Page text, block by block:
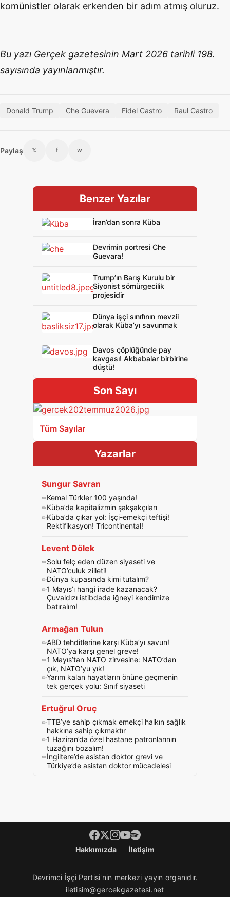
komünistler olarak erkenden bir adım atmış oluruz.
Bu yazı Gerçek gazetesinin Mart 2026 tarihli 198.
sayısında yayınlanmıştır.
Donald Trump Che Guevera Fidel Castro Raul Castro
Paylaş 𝕏 f w
Benzer Yazılar
İran’dan sonra Küba
Devrimin portresi Che
Guevara!
Trump’ın Barış Kurulu bir
Siyonist sömürgecilik
projesidir
Dünya işçi sınıfının mevzii
olarak Küba’yı savunmak
Davos çöplüğünde pay
kavgası! Akbabalar birbirine
düştü!
Son Sayı
Tüm Sayılar
Yazarlar
Sungur Savran
Kemal Türkler 100 yaşında!
Küba’da kapitalizmin şakşakçıları
Küba’da çıkar yol: İşçi-emekçi teftişi!
Rektifikasyon! Tricontinental!
Levent Dölek
Solu felç eden düzen siyaseti ve
NATO’culuk zilleti!
Dünya kupasında kimi tutalım?
1 Mayıs’ı hangi irade kazanacak?
Çuvaldızı istibdada iğneyi kendimize
batıralım!
Armağan Tulun
ABD tehditlerine karşı Küba’yı savun!
NATO’ya karşı genel greve!
1 Mayıs’tan NATO zirvesine: NATO’dan
çık, NATO’yu yık!
Yarım kalan hayatların önüne geçmenin
tek gerçek yolu: Sınıf siyaseti
Ertuğrul Oruç
TTB’ye sahip çıkmak emekçi halkın sağlık
hakkına sahip çıkmaktır
1 Haziran’da özel hastane patronlarının
tuzağını bozalım!
İngiltere’de asistan doktor grevi ve
Türkiye’de asistan doktor mücadelesi
Footer menüHakkımızda İletişim
Devrimci İşçi Partisi'nin merkezi yayın organıdır.
iletisim@gercekgazetesi.net